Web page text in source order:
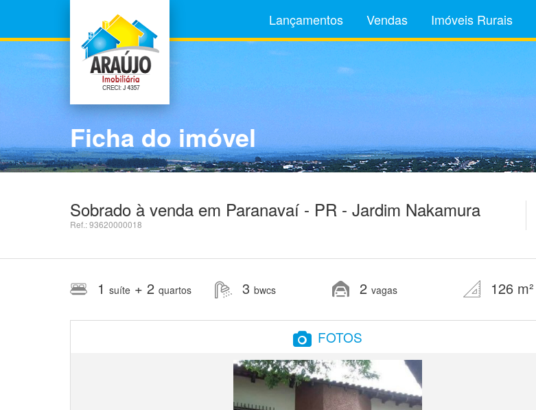
Lançamentos Vendas Imóveis Rurais
Ficha do imóvel
Sobrado à venda em Paranavaí - PR - Jardim Nakamura
Ref.: 93620000018
1 suíte + 2 quartos 3 bwcs 2 vagas 126 m²
FOTOS